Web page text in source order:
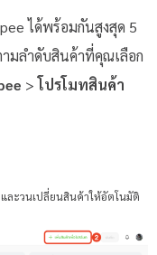
ได้พร้อมกันสูงสุด 5
มลำดับสินค้าที่คุณเลือก
> โปรโมทสินค้า
ละวนเปลี่ยนสินค้าให้อัตโนมัติ